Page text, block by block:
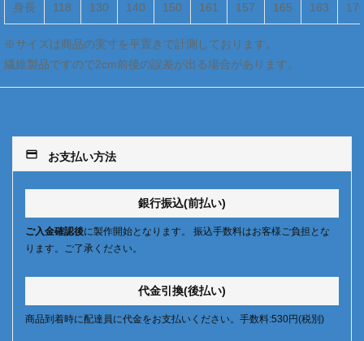
身長 118 130 140 150 161 157 165 163
※サイズは商品の実寸を平置きで計測しております。
繊維製品ですので2cm前後の誤差が出る場合があります。
payment お支払い方法
銀行振込(前払い)
ご入金確認後に製作開始となります。 振込手数料はお客様ご負担とな
ります。ご了承ください。
代金引換(後払い)
商品到着時に配達員に代金をお支払いください。手数料:530円(税別)